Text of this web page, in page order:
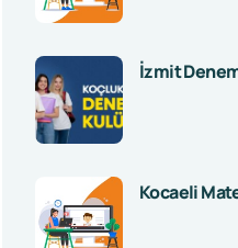
İzmit
Kocaeli